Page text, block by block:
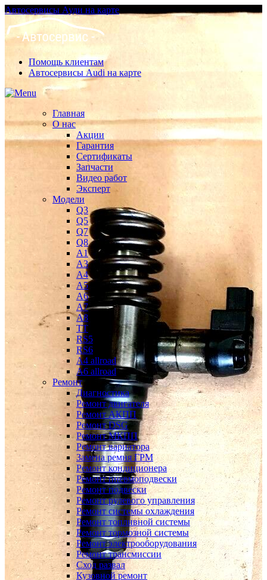
Автосервисы Ауди на карте
Помощь клиентам
Автосервисы Audi на карте
Главная
О нас
Акции
Гарантия
Сертификаты
Запчасти
Видео работ
Эксперт
Модели
Q3
Q5
Q7
Q8
A1
A3
A4
A5
A6
A7
A8
TT
RS5
RS6
A4 allroad
A6 allroad
Ремонт
Диагностика
Ремонт двигателя
Ремонт АКПП
Ремонт DSG
Ремонт МКПП
Ремонт вариатора
Замена ремня ГРМ
Ремонт кондиционера
Ремонт пневмоподвески
Ремонт подвески
Ремонт рулевого управления
Ремонт системы охлаждения
Ремонт топливной системы
Ремонт тормозной системы
Ремонт электрооборудования
Ремонт трансмиссии
Сход развал
Кузовной ремонт